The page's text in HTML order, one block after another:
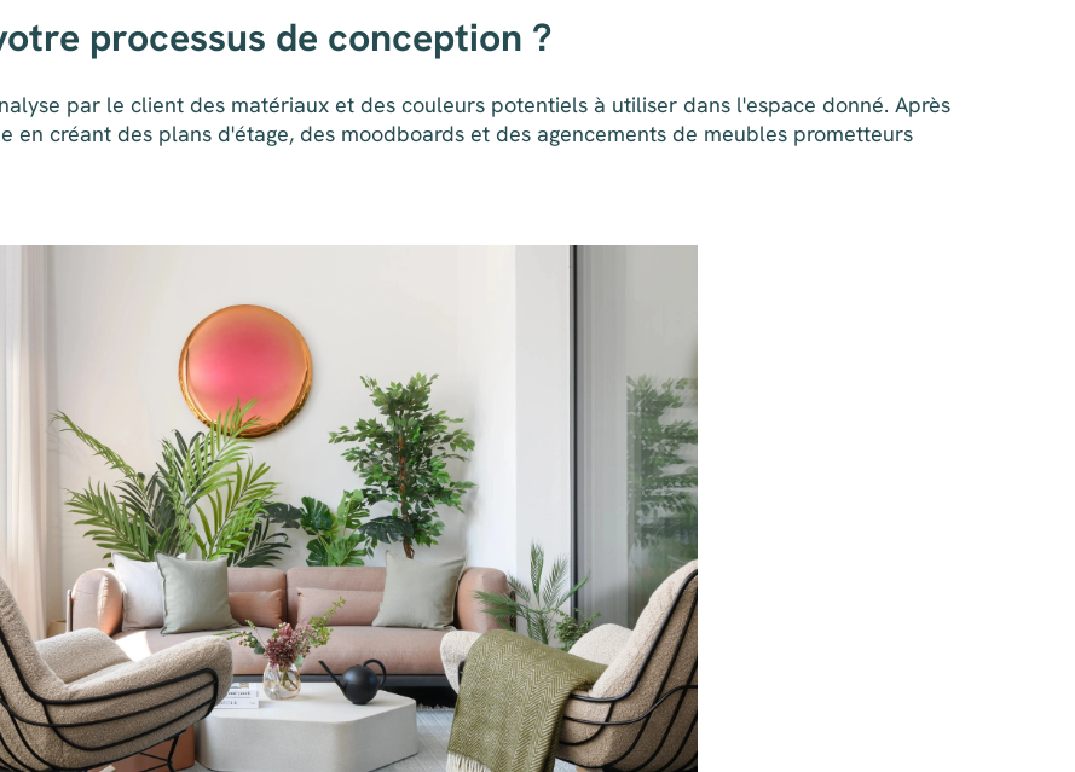
processus de conception ?
par le client des matériaux et des couleurs potentiels à utiliser dans l'espace donné. Après
en créant des plans d'étage, des moodboards et des agencements de meubles prometteurs